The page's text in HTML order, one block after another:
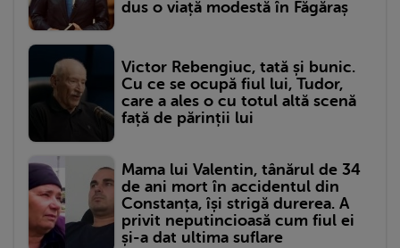
dus o viață modestă în Făgăraș
Victor Rebengiuc, tată și bunic.
Cu ce se ocupă fiul lui, Tudor,
care a ales o cu totul altă scenă
față de părinții lui
Mama lui Valentin, tânărul de 34
de ani mort în accidentul din
Constanța, își strigă durerea. A
privit neputincioasă cum fiul ei
și-a dat ultima suflare